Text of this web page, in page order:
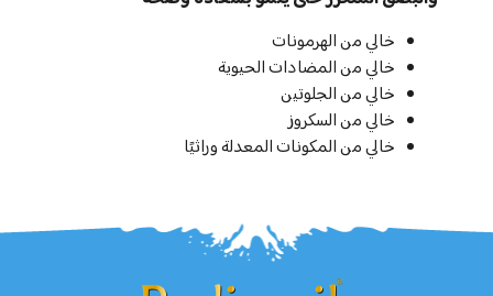
خالي من الهرمونات
خالي من المضادات الحيوية
خالي من الجلوتين
خالي من السكروز
خالي من المكونات المعدلة وراثيًا